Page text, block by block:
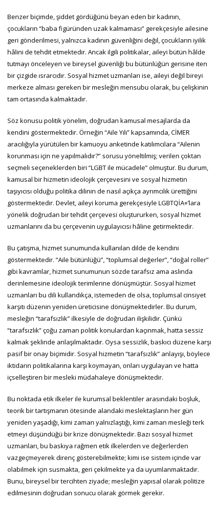
Benzer biçimde, şiddet gördüğünü beyan eden bir kadının,
çocukların “baba figüründen uzak kalmaması” gerekçesiyle ailesine
geri gönderilmesi, yalnızca kadının güvenliğini değil, çocukların iyilik
hâlini de tehdit etmektedir. Ancak ilgili politikalar, aileyi bütün hâlde
tutmayı önceleyen ve bireysel güvenliği bu bütünlüğün gerisine iten
bir çizgide ısrarcıdır. Sosyal hizmet uzmanları ise, aileyi değil bireyi
merkeze alması gereken bir mesleğin mensubu olarak, bu çelişkinin
tam ortasında kalmaktadır.
Söz konusu politik yönelim, doğrudan kamusal mesajlarda da
kendini göstermektedir. Örneğin “Aile Yılı” kapsamında, CİMER
aracılığıyla yürütülen bir kamuoyu anketinde katılımcılara “Ailenin
korunması için ne yapılmalıdır?” sorusu yöneltilmiş; verilen çoktan
seçmeli seçeneklerden biri “LGBT ile mücadele” olmuştur. Bu durum,
kamusal bir hizmetin ideolojik çerçevesini ve sosyal hizmetin
taşıyıcısı olduğu politika dilinin de nasıl açıkça ayrımcılık ürettiğini
göstermektedir. Devlet, aileyi koruma gerekçesiyle LGBTQİA+’lara
yönelik doğrudan bir tehdit çerçevesi oluştururken, sosyal hizmet
uzmanlarını da bu çerçevenin uygulayıcısı hâline getirmektedir.
Bu çatışma, hizmet sunumunda kullanılan dilde de kendini
göstermektedir. “Aile bütünlüğü”, “toplumsal değerler”, “doğal roller”
gibi kavramlar, hizmet sunumunun sözde tarafsız ama aslında
derinlemesine ideolojik terimlerine dönüşmüştür. Sosyal hizmet
uzmanları bu dili kullandıkça, istemeden de olsa, toplumsal cinsiyet
karşıtı düzenin yeniden üreticisine dönüşmektedirler. Bu durum,
mesleğin “tarafsızlık” ilkesiyle de doğrudan ilişkilidir. Çünkü
“tarafsızlık” çoğu zaman politik konulardan kaçınmak, hatta sessiz
kalmak şeklinde anlaşılmaktadır. Oysa sessizlik, baskıcı düzene karşı
pasif bir onay biçimidir. Sosyal hizmetin “tarafsızlık” anlayışı, böylece
iktidarın politikalarına karşı koymayan, onları uygulayan ve hatta
içselleştiren bir mesleki müdahaleye dönüşmektedir.
Bu noktada etik ilkeler ile kurumsal beklentiler arasındaki boşluk,
teorik bir tartışmanın ötesinde alandaki meslektaşların her gün
yeniden yaşadığı, kimi zaman yalnızlaştığı, kimi zaman mesleği terk
etmeyi düşündüğü bir krize dönüşmektedir. Bazı sosyal hizmet
uzmanları, bu baskıya rağmen etik ilkelerden ve değerlerden
vazgeçmeyerek direnç gösterebilmekte; kimi ise sistem içinde var
olabilmek için susmakta, geri çekilmekte ya da uyumlanmaktadır.
Bunu, bireysel bir tercihten ziyade; mesleğin yapısal olarak politize
edilmesinin doğrudan sonucu olarak görmek gerekir.